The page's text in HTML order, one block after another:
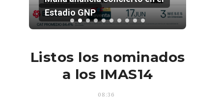
Estadio GNP
Listos los nominados
a los IMAS14
08:36